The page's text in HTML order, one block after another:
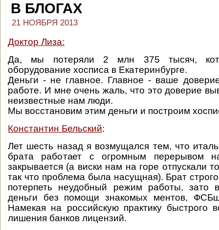
В БЛОГАХ
21 НОЯБРЯ 2013
Доктор Лиза:
Да, мы потеряли 2 млн 375 тысяч,
оборудование хосписа в Екатеринбурге.
Деньги - не главное. Главное - ваше
работе. И мне очень жаль, что это доверие
неизвестные нам люди.
Мы восстановим этим деньги и построим
Константин Бельский:
Лет шесть назад я возмущался тем, что
брата работает с огромным перерывом
закрывается (а виски нам на горе отпускали
так что проблема была насущная). Брат
потерпеть неудобный режим работы, зато
деньги без помощи знакомых ментов,
Намекая на российскую практику быстрого
лишения банков лицензий.